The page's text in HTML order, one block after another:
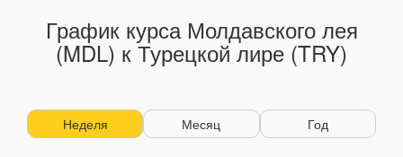
График курса Молдавского лея
(MDL) к Турецкой лире (TRY)
Неделя Месяц Год